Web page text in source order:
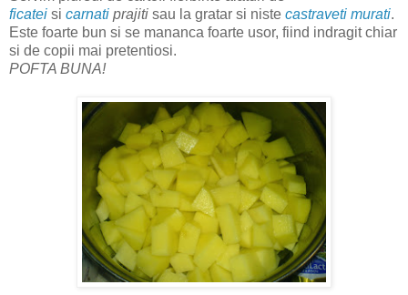
ficatei si carnati prajiti sau la gratar si niste castraveti murati.
Este foarte bun si se mananca foarte usor, fiind indragit chiar
si de copii mai pretentiosi.
POFTA BUNA!